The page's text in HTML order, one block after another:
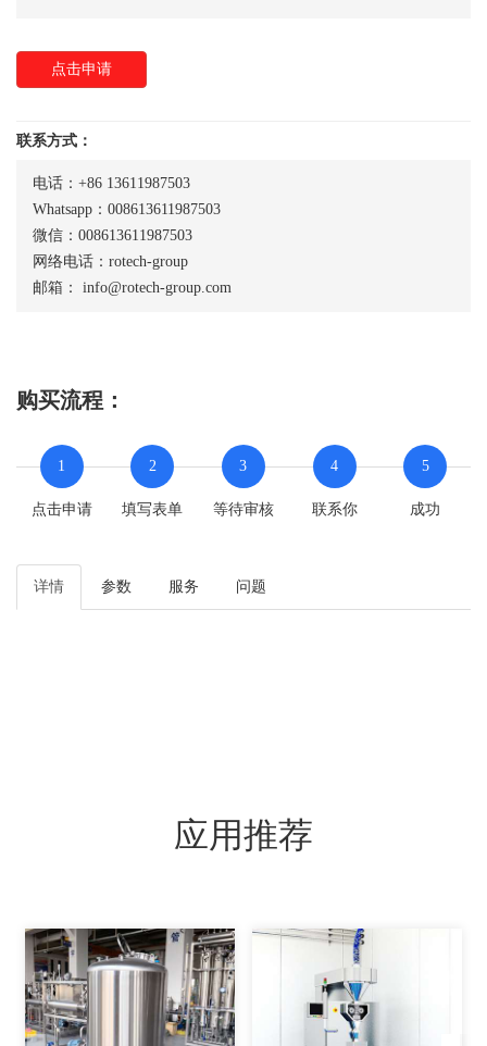
点击申请
联系方式：
电话：+86 13611987503
Whatsapp：008613611987503
微信：008613611987503
网络电话：rotech-group
邮箱： info@rotech-group.com
购买流程：
1
点击申请
2
填写表单
3
等待审核
4
联系你
5
成功
详情 参数 服务 问题
应用推荐